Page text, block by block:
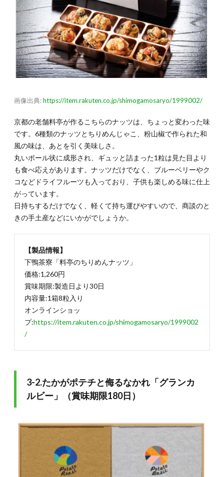
画像出典:https://item.rakuten.co.jp/shimogamosaryo/1999002/
京都の老舗料亭が作るこちらのナッツは、ちょっと変わった味
です。6種類のナッツとちりめんじゃこ、粉山椒で作られた和
風の味は、あとを引く美味しさ。
丸いボール状に成形され、ギュッと詰まった1粒は見た目より
も食べ応えがあります。ナッツだけでなく、ブルーベリーやク
コなどドライフルーツも入っており、子供も楽しめる味に仕上
がっています。
日持ちするだけでなく、軽くて持ち運びやすいので、商談のと
きの手土産などにいかがでしょうか。
【製品情報】
下鴨茶寮「料亭のちりめんナッツ」
価格:1,260円
賞味期限:製造日より30日
内容量:1箱8粒入り
オンラインショッ
プ:https://item.rakuten.co.jp/shimogamosaryo/1999002
/
3-2.たかがポテチと侮るなかれ「グランカ
ルビー」（賞味期限180日）